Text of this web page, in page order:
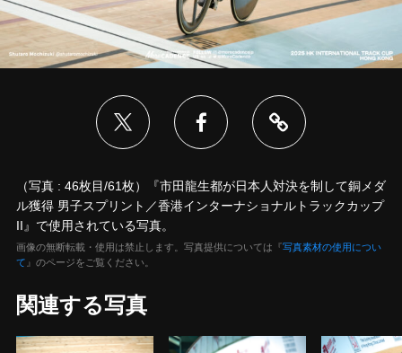
（写真 : 46枚目/61枚）『市田龍生都が日本人対決を制して銅メダ
ル獲得 男子スプリント／香港インターナショナルトラックカップ
II』で使用されている写真。
画像の無断転載・使用は禁止します。写真提供については『写真素材の使用につい
て 』のページをご覧ください。
関連する写真